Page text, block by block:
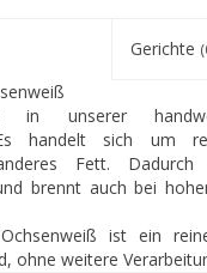
Gerichte
in unserer
Es handelt sich um
Fett.
brennt auch bei
ist ein
ohne weitere